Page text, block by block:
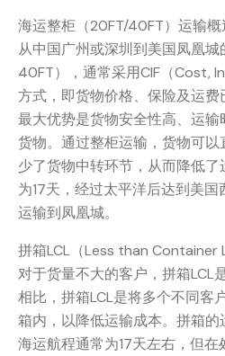
海运整柜（20FT/40FT）运输概
从中国广州或深圳到美国凤凰
40FT），通常采用CIF（Cost,
方式，即货物价格、保险及运
最大优势是货物安全性高、运
货物。通过整柜运输，货物可
少了货物中转环节，从而降低
为17天，经过太平洋后达到美
运输到凤凰城。
拼箱LCL（Less than Container
对于货量不大的客户，拼箱LCL
相比，拼箱LCL是将多个不同客
箱内，以降低运输成本。拼箱的
海运航程通常为17天左右，但